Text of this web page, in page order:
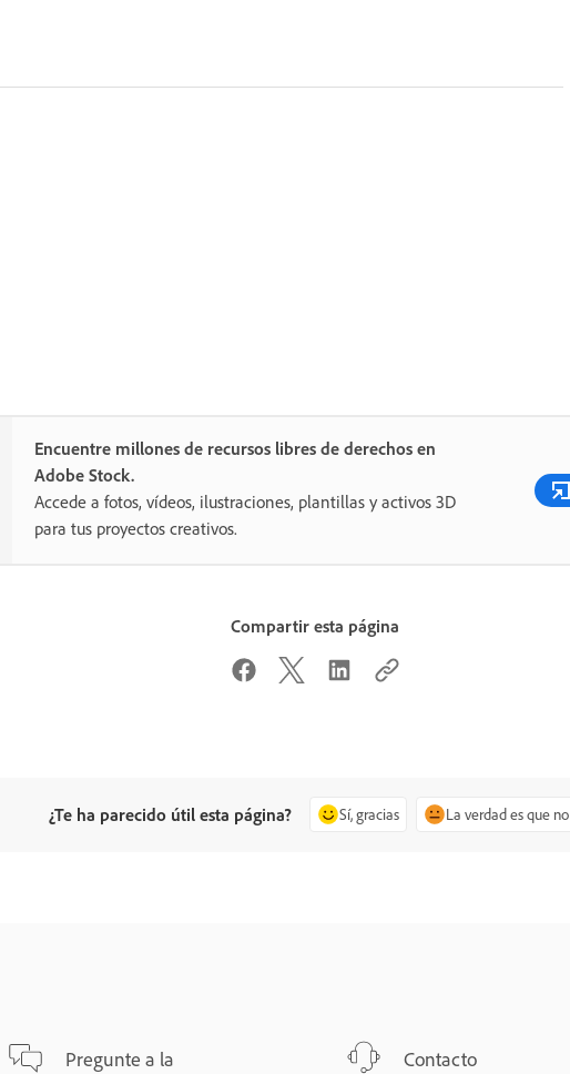
Encuentre millones de recursos libres de derechos en
Adobe Stock.
Accede a fotos, vídeos, ilustraciones, plantillas y activos 3D
para tus proyectos creativos.
Compartir esta página
¿Te ha parecido útil esta página? Sí, gracias La verdad es que no
Pregunte a la
Contacto